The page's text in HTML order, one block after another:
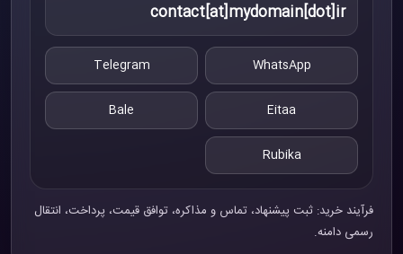
contact[at]mydomain[dot]ir
WhatsApp
Telegram
Eitaa
Bale
Rubika
فرآیند خرید: ثبت پیشنهاد، تماس و مذاکره، توافق قیمت، پرداخت، انتقال
رسمی دامنه.